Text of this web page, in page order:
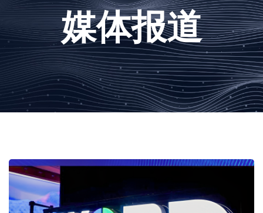
媒体报道